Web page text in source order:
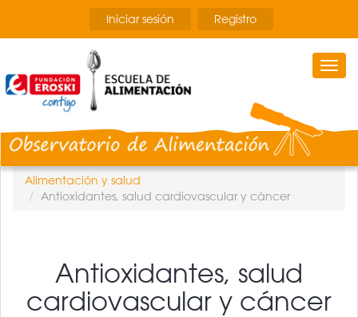
contenido
Iniciar sesión Registro
Alimentación y salud
Antioxidantes, salud cardiovascular y cáncer
Antioxidantes, salud
cardiovascular y cáncer